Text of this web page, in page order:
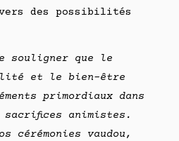
des possibilités
souligner que le
et le bien-être
primordiaux dans
animistes.
cérémonies vaudou,